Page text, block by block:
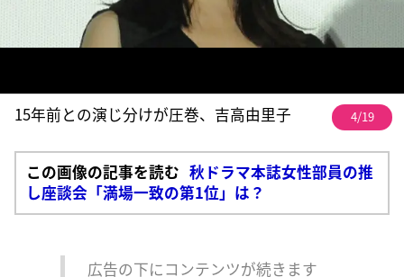
15年前との演じ分けが圧巻、吉高由里子 4/19
この画像の記事を読む 秋ドラマ本誌女性部員の推
し座談会「満場一致の第1位」は？
広告の下にコンテンツが続きます